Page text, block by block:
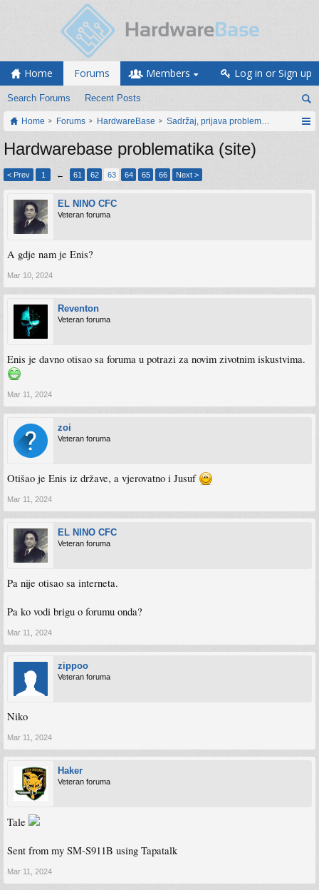
Home Forums
Search Forums Recent Posts
Members Log in or Sign up
Home Forums HardwareBase Sadržaj, prijava problema i prijedlozi
Hardwarebase problematika (site)
< Prev 1 ← 61 62 63 64 65 66 Next >
EL NINO CFC
Veteran foruma
A gdje nam je Enis?
Mar 10, 2024
Reventon
Veteran foruma
Enis je davno otisao sa foruma u potrazi za novim zivotnim iskustvima.
Mar 11, 2024
zoi
Veteran foruma
Otišao je Enis iz države, a vjerovatno i Jusuf
Mar 11, 2024
EL NINO CFC
Veteran foruma
Pa nije otisao sa interneta.
Pa ko vodi brigu o forumu onda?
Mar 11, 2024
zippoo
Veteran foruma
Niko
Mar 11, 2024
Haker
Veteran foruma
Tale
Sent from my SM-S911B using Tapatalk
Mar 11, 2024